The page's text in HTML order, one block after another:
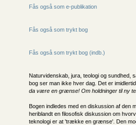
Fås også som e-publikation
Fås også som trykt bog
Fås også som trykt bog (indb.)
Naturvidenskab, jura, teologi og sundhed,
bog ser man ikke hver dag. Det er
da være en grænse! Om holdninger til ny
Bogen indledes med en diskussion af den
heriblandt en filosofisk diskussion om
teknologi er at 'trække en grænse'. Den